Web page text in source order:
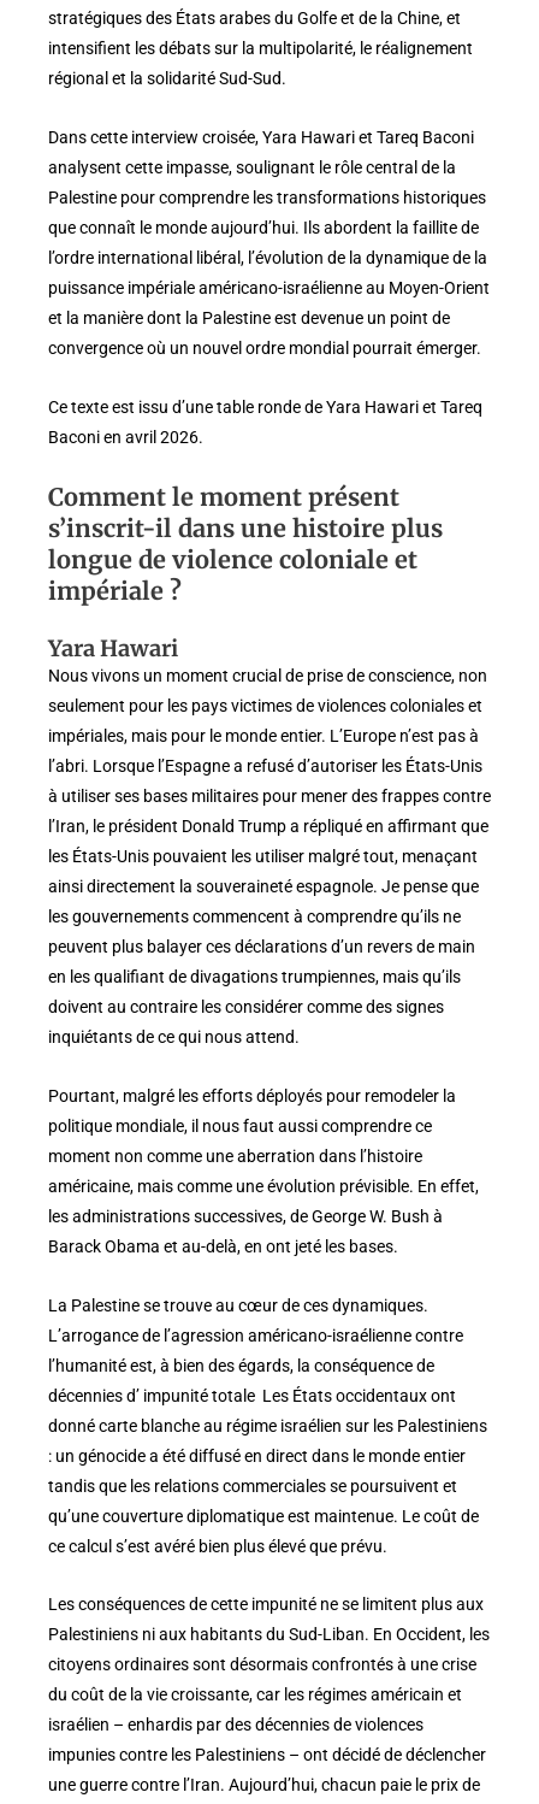
stratégiques des États arabes du Golfe et de la Chine, et
intensifient les débats sur la multipolarité, le réalignement
régional et la solidarité Sud-Sud.
Dans cette interview croisée, Yara Hawari et Tareq Baconi
analysent cette impasse, soulignant le rôle central de la
Palestine pour comprendre les transformations historiques
que connaît le monde aujourd’hui. Ils abordent la faillite de
l’ordre international libéral, l’évolution de la dynamique de la
puissance impériale américano-israélienne au Moyen-Orient
et la manière dont la Palestine est devenue un point de
convergence où un nouvel ordre mondial pourrait émerger.
Ce texte est issu d’une table ronde de Yara Hawari et Tareq
Baconi en avril 2026.
Comment le moment présent
s’inscrit-il dans une histoire plus
longue de violence coloniale et
impériale ?
Yara Hawari
Nous vivons un moment crucial de prise de conscience, non
seulement pour les pays victimes de violences coloniales et
impériales, mais pour le monde entier. L’Europe n’est pas à
l’abri. Lorsque l’Espagne a refusé d’autoriser les États-Unis
à utiliser ses bases militaires pour mener des frappes contre
l’Iran, le président Donald Trump a répliqué en affirmant que
les États-Unis pouvaient les utiliser malgré tout, menaçant
ainsi directement la souveraineté espagnole. Je pense que
les gouvernements commencent à comprendre qu’ils ne
peuvent plus balayer ces déclarations d’un revers de main
en les qualifiant de divagations trumpiennes, mais qu’ils
doivent au contraire les considérer comme des signes
inquiétants de ce qui nous attend.
Pourtant, malgré les efforts déployés pour remodeler la
politique mondiale, il nous faut aussi comprendre ce
moment non comme une aberration dans l’histoire
américaine, mais comme une évolution prévisible. En effet,
les administrations successives, de George W. Bush à
Barack Obama et au-delà, en ont jeté les bases.
La Palestine se trouve au cœur de ces dynamiques.
L’arrogance de l’agression américano-israélienne contre
l’humanité est, à bien des égards, la conséquence de
décennies d’ impunité totale Les États occidentaux ont
donné carte blanche au régime israélien sur les Palestiniens
: un génocide a été diffusé en direct dans le monde entier
tandis que les relations commerciales se poursuivent et
qu’une couverture diplomatique est maintenue. Le coût de
ce calcul s’est avéré bien plus élevé que prévu.
Les conséquences de cette impunité ne se limitent plus aux
Palestiniens ni aux habitants du Sud-Liban. En Occident, les
citoyens ordinaires sont désormais confrontés à une crise
du coût de la vie croissante, car les régimes américain et
israélien – enhardis par des décennies de violences
impunies contre les Palestiniens – ont décidé de déclencher
une guerre contre l’Iran. Aujourd’hui, chacun paie le prix de